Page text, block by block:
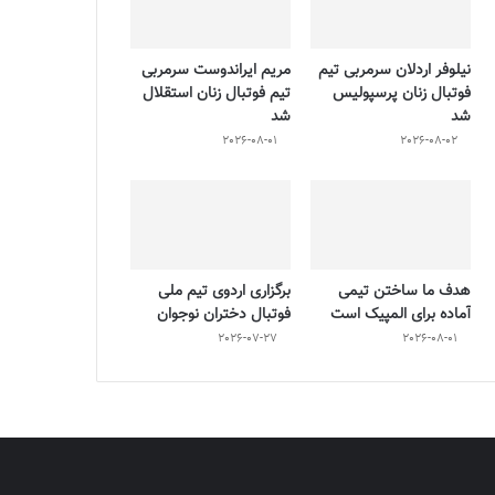
نیلوفر اردلان سرمربی تیم
فوتبال زنان پرسپولیس
شد
2026-08-02
مریم ایراندوست سرمربی
تیم فوتبال زنان استقلال
شد
2026-08-01
هدف ما ساختن تیمی
آماده برای المپیک است
2026-08-01
برگزاری اردوی تیم ملی
فوتبال دختران نوجوان
2026-07-27